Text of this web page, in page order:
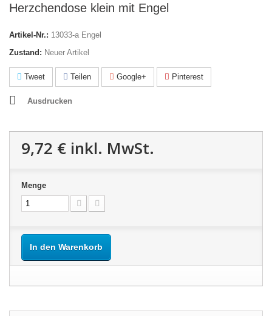
Herzchendose klein mit Engel
Artikel-Nr.: 13033-a Engel
Zustand: Neuer Artikel
Tweet Teilen Google+ Pinterest
Ausdrucken
9,72 € inkl. MwSt.
Menge
In den Warenkorb